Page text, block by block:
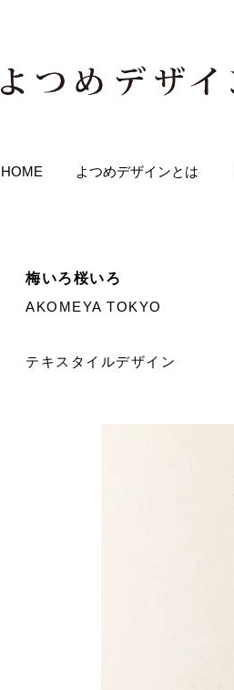
HOME よつめデザインとは
​梅いろ桜いろ
​AKOMEYA TOKYO
テキスタイルデザイン